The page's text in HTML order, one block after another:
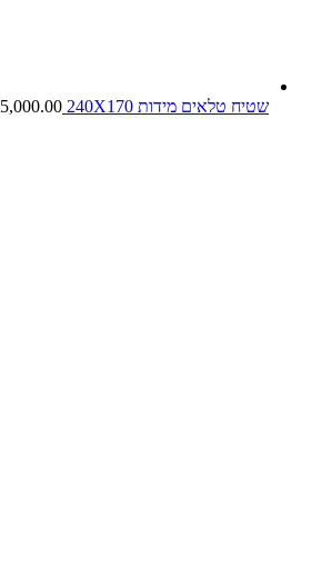
שטיח טלאים מידות 240X170 5,000.00